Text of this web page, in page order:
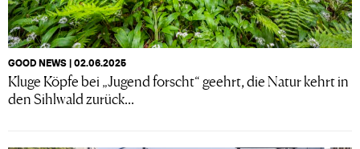
GOOD NEWS | 02.06.2025
Kluge Köpfe bei „Jugend forscht“ geehrt, die Natur kehrt in
den Sihlwald zurück...